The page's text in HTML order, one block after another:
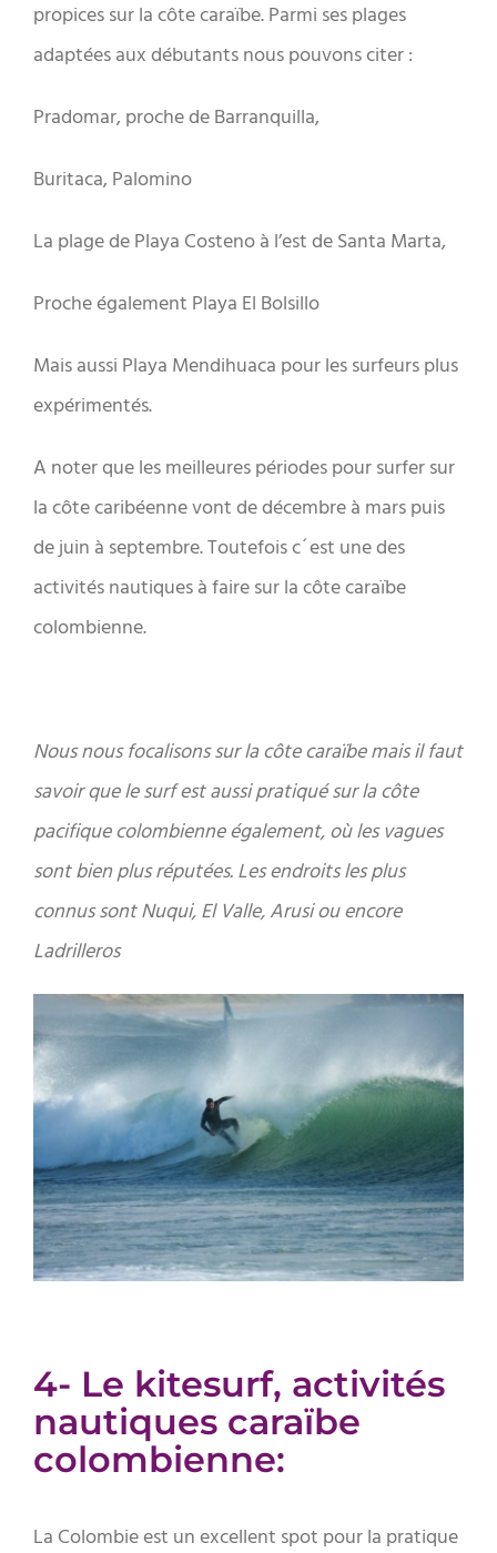
propices sur la côte caraïbe. Parmi ses plages
adaptées aux débutants nous pouvons citer :
Pradomar, proche de Barranquilla,
Buritaca, Palomino
La plage de Playa Costeno à l’est de Santa Marta,
Proche également Playa El Bolsillo
Mais aussi Playa Mendihuaca pour les surfeurs plus
expérimentés.
A noter que les meilleures périodes pour surfer sur
la côte caribéenne vont de décembre à mars puis
de juin à septembre. Toutefois c´est une des
activités nautiques à faire sur la côte caraïbe
colombienne.
Nous nous focalisons sur la côte caraïbe mais il faut
savoir que le surf est aussi pratiqué sur la côte
pacifique colombienne également, où les vagues
sont bien plus réputées. Les endroits les plus
connus sont Nuqui, El Valle, Arusi ou encore
Ladrilleros
4- Le kitesurf, activités
nautiques caraïbe
colombienne:
La Colombie est un excellent spot pour la pratique